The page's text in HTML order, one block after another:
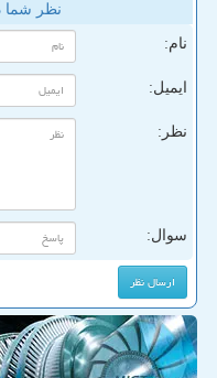
نظر شما
نام:
ایمیل:
نظر:
سوال: